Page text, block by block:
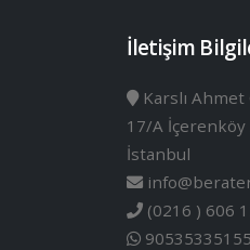
İletişim
Karslı Ahmet
17/A
İstanbul
(0216 ) 606